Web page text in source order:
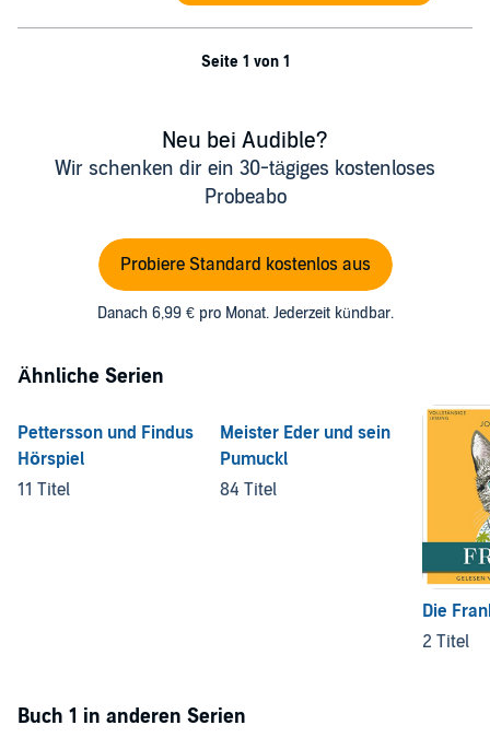
Seite 1 von 1
Neu bei Audible?
Wir schenken dir ein 30-tägiges kostenloses
Probeabo
Probiere Standard kostenlos aus
Danach 6,99 € pro Monat. Jederzeit kündbar.
Ähnliche Serien
Pettersson und Findus
Hörspiel
11 Titel
Meister Eder und sein
Pumuckl
84 Titel
Die
2 Titel
Buch 1 in anderen Serien